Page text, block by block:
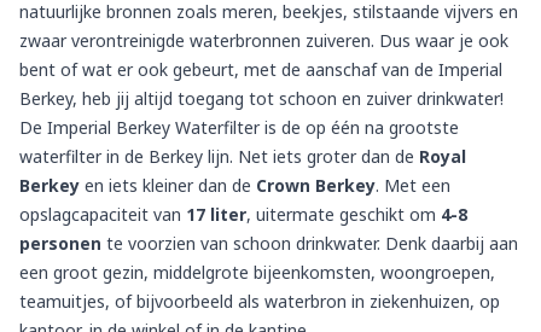
natuurlijke bronnen zoals meren, beekjes, stilstaande vijvers en
zwaar verontreinigde waterbronnen zuiveren. Dus waar je ook
bent of wat er ook gebeurt, met de aanschaf van de Imperial
Berkey, heb jij altijd toegang tot schoon en zuiver drinkwater!
De Imperial Berkey Waterfilter is de op één na grootste
waterfilter in de Berkey lijn. Net iets groter dan de Royal
Berkey en iets kleiner dan de Crown Berkey. Met een
opslagcapaciteit van 17 liter, uitermate geschikt om 4-8
personen te voorzien van schoon drinkwater. Denk daarbij aan
een groot gezin, middelgrote bijeenkomsten, woongroepen,
teamuitjes, of bijvoorbeeld als waterbron in ziekenhuizen, op